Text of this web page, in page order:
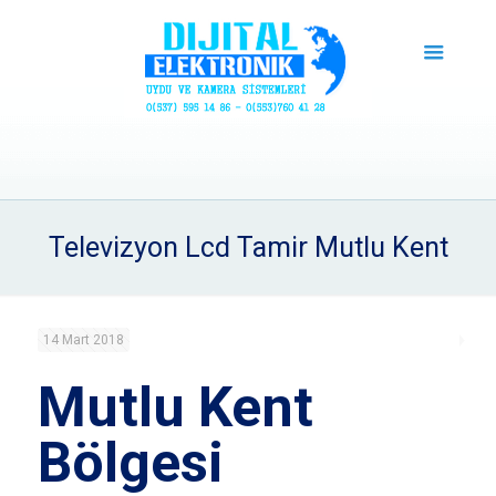
Televizyon Lcd Tamir Mutlu Kent
14 Mart 2018
Mutlu Kent
Bölgesi